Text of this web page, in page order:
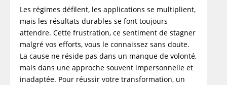
maigrir ?
Message de succès
Les régimes défilent, les applications se multiplient,
mais les résultats durables se font toujours
attendre. Cette frustration, ce sentiment de stagner
malgré vos efforts, vous le connaissez sans doute.
La cause ne réside pas dans un manque de volonté,
mais dans une approche souvent impersonnelle et
inadaptée. Pour réussir votre transformation, un